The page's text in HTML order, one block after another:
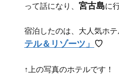
って話になり、 宮古島に
宿泊したのは、大人気ホテ
テル＆リゾーツ」 ♡
↑上の写真のホテルです！